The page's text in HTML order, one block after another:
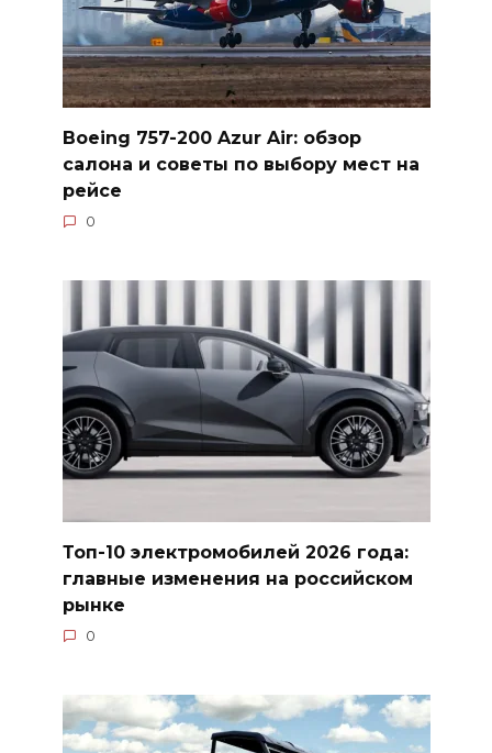
Boeing 757-200 Azur Air: обзор
салона и советы по выбору мест на
рейсе
0
Топ-10 электромобилей 2026 года:
главные изменения на российском
рынке
0